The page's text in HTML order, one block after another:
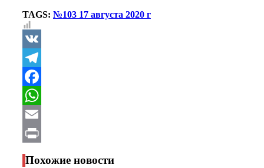
TAGS: №103 17 августа 2020 г
VK
Telegram
Facebook
WhatsApp
Email
Print
Похожие новости